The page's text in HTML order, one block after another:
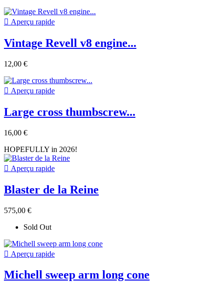
 Aperçu rapide
Vintage Revell v8 engine...
12,00 €
 Aperçu rapide
Large cross thumbscrew...
16,00 €
HOPEFULLY in 2026!
 Aperçu rapide
Blaster de la Reine
575,00 €
Sold Out
 Aperçu rapide
Michell sweep arm long cone